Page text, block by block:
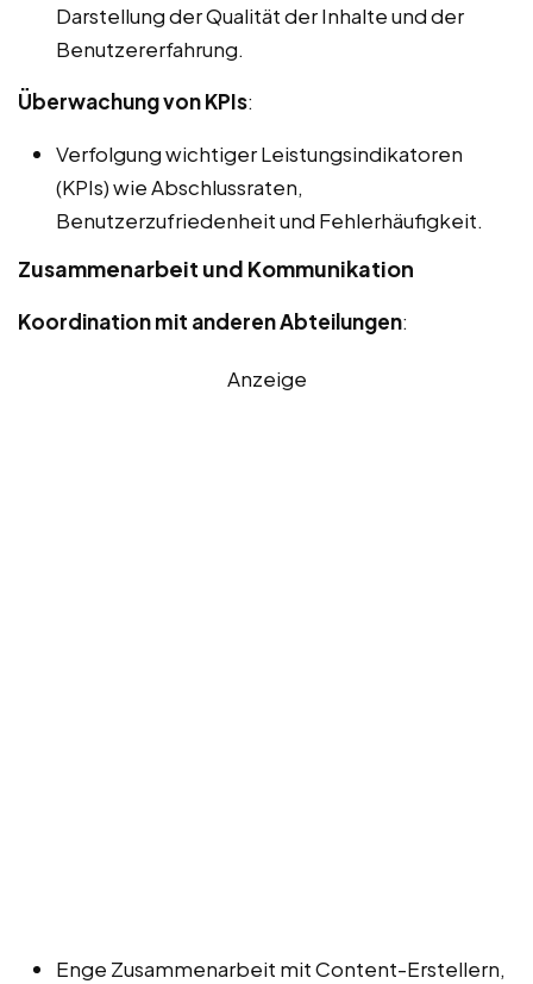
Darstellung der Qualität der Inhalte und der
Benutzererfahrung.
Überwachung von KPIs:
Verfolgung wichtiger Leistungsindikatoren
(KPIs) wie Abschlussraten,
Benutzerzufriedenheit und Fehlerhäufigkeit.
Zusammenarbeit und Kommunikation
Koordination mit anderen Abteilungen:
Anzeige
Enge Zusammenarbeit mit Content-Erstellern,